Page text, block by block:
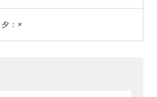
夕：×